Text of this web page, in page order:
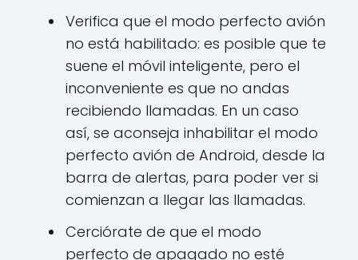
Verifica que el modo perfecto avión
no está habilitado: es posible que te
suene el móvil inteligente, pero el
inconveniente es que no andas
recibiendo llamadas. En un caso
así, se aconseja inhabilitar el modo
perfecto avión de Android, desde la
barra de alertas, para poder ver si
comienzan a llegar las llamadas.
Cerciórate de que el modo
perfecto de apagado no esté